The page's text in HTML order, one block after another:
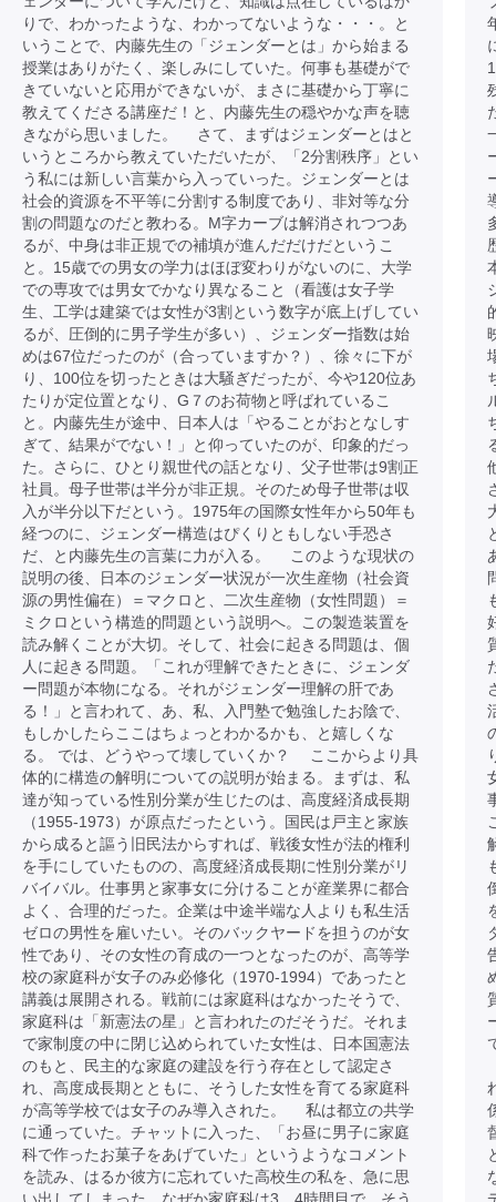
りで、わかったような、わかってないような・・・。と
いうことで、内藤先生の「ジェンダーとは」から始まる
授業はありがたく、楽しみにしていた。何事も基礎がで
きていないと応用ができないが、まさに基礎から丁寧に
教えてくださる講座だ！と、内藤先生の穏やかな声を聴
きながら思いました。 さて、まずはジェンダーとはと
いうところから教えていただいたが、「2分割秩序」とい
う私には新しい言葉から入っていった。ジェンダーとは
社会的資源を不平等に分割する制度であり、非対等な分
割の問題なのだと教わる。M字カーブは解消されつつあ
るが、中身は非正規での補填が進んだだけだというこ
と。15歳での男女の学力はほぼ変わりがないのに、大学
での専攻では男女でかなり異なること（看護は女子学
生、工学は建築では女性が3割という数字が底上げしてい
るが、圧倒的に男子学生が多い）、ジェンダー指数は始
めは67位だったのが（合っていますか？）、徐々に下が
り、100位を切ったときは大騒ぎだったが、今や120位あ
たりが定位置となり、G７のお荷物と呼ばれているこ
と。内藤先生が途中、日本人は「やることがおとなしす
ぎて、結果がでない！」と仰っていたのが、印象的だっ
た。さらに、ひとり親世代の話となり、父子世帯は9割正
社員。母子世帯は半分が非正規。そのため母子世帯は収
入が半分以下だという。1975年の国際女性年から50年も
経つのに、ジェンダー構造はぴくりともしない手恐さ
だ、と内藤先生の言葉に力が入る。 このような現状の
説明の後、日本のジェンダー状況が一次生産物（社会資
源の男性偏在）＝マクロと、二次生産物（女性問題）＝
ミクロという構造的問題という説明へ。この製造装置を
読み解くことが大切。そして、社会に起きる問題は、個
人に起きる問題。「これが理解できたときに、ジェンダ
ー問題が本物になる。それがジェンダー理解の肝であ
る！」と言われて、あ、私、入門塾で勉強したお陰で、
もしかしたらここはちょっとわかるかも、と嬉しくな
る。 では、どうやって壊していくか？ ここからより具
体的に構造の解明についての説明が始まる。まずは、私
達が知っている性別分業が生じたのは、高度経済成長期
（1955-1973）が原点だったという。国民は戸主と家族
から成ると謳う旧民法からすれば、戦後女性が法的権利
を手にしていたものの、高度経済成長期に性別分業がリ
バイバル。仕事男と家事女に分けることが産業界に都合
よく、合理的だった。企業は中途半端な人よりも私生活
ゼロの男性を雇いたい。そのバックヤードを担うのが女
性であり、その女性の育成の一つとなったのが、高等学
校の家庭科が女子のみ必修化（1970-1994）であったと
講義は展開される。戦前には家庭科はなかったそうで、
家庭科は「新憲法の星」と言われたのだそうだ。それま
で家制度の中に閉じ込められていた女性は、日本国憲法
のもと、民主的な家庭の建設を行う存在として認定さ
れ、高度成長期とともに、そうした女性を育てる家庭科
が高等学校では女子のみ導入された。 私は都立の共学
に通っていた。チャットに入った、「お昼に男子に家庭
科で作ったお菓子をあげていた」というようなコメント
を読み、はるか彼方に忘れていた高校生の私を、急に思